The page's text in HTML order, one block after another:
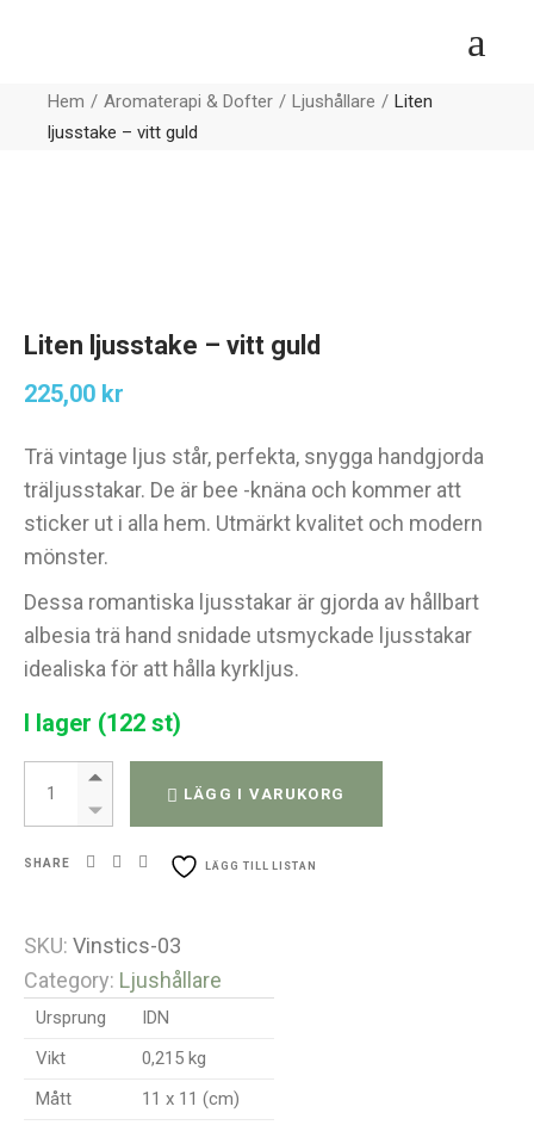
Hem Aromaterapi & Dofter Ljushållare
Liten
ljusstake – vitt guld
Liten ljusstake – vitt guld
225,00 kr
Trä vintage ljus står, perfekta, snygga handgjorda
träljusstakar. De är bee -knäna och kommer att
sticker ut i alla hem. Utmärkt kvalitet och modern
mönster.
Dessa romantiska ljusstakar är gjorda av hållbart
albesia trä hand snidade utsmyckade ljusstakar
idealiska för att hålla kyrkljus.
I lager (122 st)
Liten ljusstake - vitt guld quantity
LÄGG I VARUKORG
SHARE LÄGG TILL LISTAN
SKU: Vinstics-03
Category: Ljushållare
Ursprung
IDN
Vikt
0,215 kg
Mått
11 x 11 (cm)